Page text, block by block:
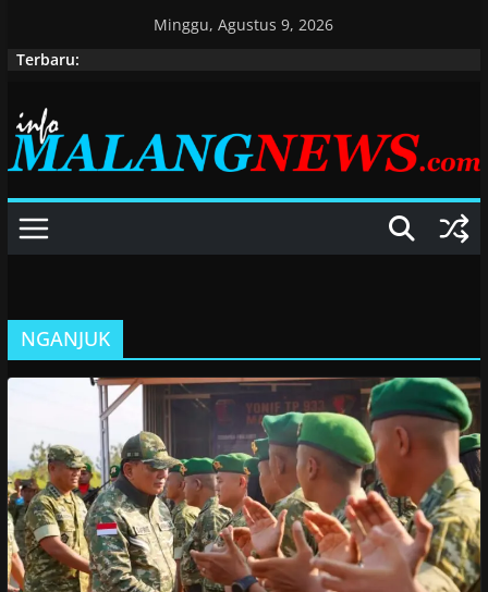
Minggu, Agustus 9, 2026
Terbaru:
NGANJUK